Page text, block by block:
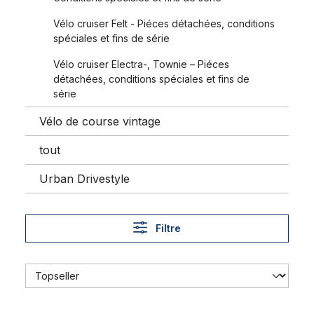
Vélo cruiser Felt - Piéces détachées, conditions
spéciales et fins de série
Vélo cruiser Electra-, Townie – Piéces
détachées, conditions spéciales et fins de
série
Vélo de course vintage
tout
Urban Drivestyle
Filtre